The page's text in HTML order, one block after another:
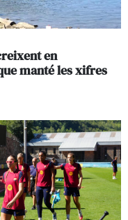
en
manté les xifres